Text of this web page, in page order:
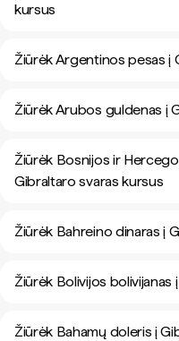
kursus
Žiūrėk Argentinos pesas į
Žiūrėk Arubos guldenas į
Žiūrėk Bosnijos ir
Gibraltaro svaras kursus
Žiūrėk Bahreino dinaras į
Žiūrėk Bolivijos
Žiūrėk Bahamų doleris į